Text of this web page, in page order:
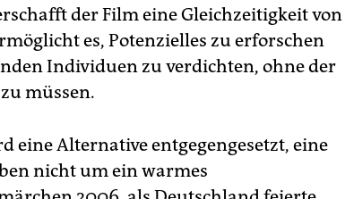
der Film eine Gleichzeitigkeit von
es, Potenzielles zu erforschen
Individuen zu verdichten, ohne der
müssen.
eine Alternative entgegengesetzt, eine
nicht um ein warmes